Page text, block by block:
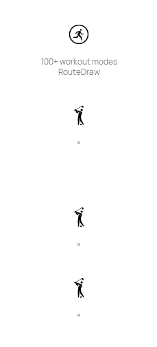
100+ workout modes
RouteDraw
×
×
×